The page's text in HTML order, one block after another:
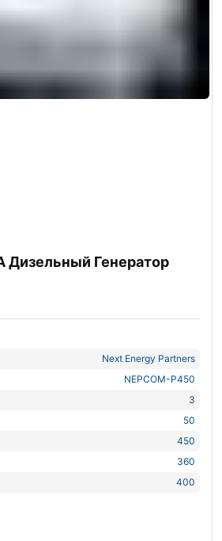
Дизельный Генератор
Next Energy Partners
NEPCOM-P450
3
50
450
360
400